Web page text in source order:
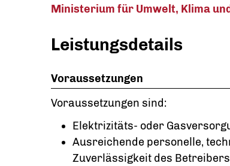
Ministerium für Umwelt, Klima
Leistungsdetails
Voraussetzungen
Voraussetzungen sind:
Elektrizitäts- oder
Ausreichende personelle,
Zuverlässigkeit des Betreibers